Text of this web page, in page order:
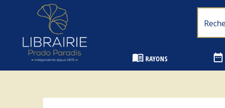
Librairie Prado Paradis - Marseille
menu_book RAYONS date_range